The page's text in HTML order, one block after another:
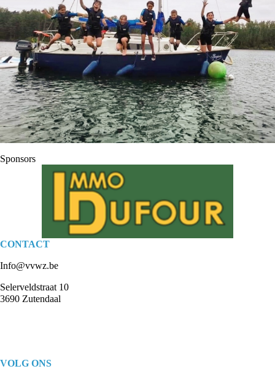
Sponsors
CONTACT
Info@vvwz.be
Selerveldstraat 10
3690 Zutendaal
VOLG ONS